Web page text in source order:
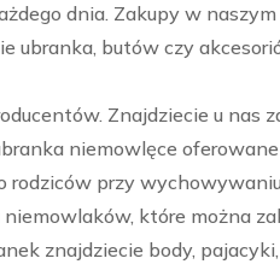
dnia. Zakupy w
ubranka, butów czy
Znajdziecie u nas
niemowlęce
rodziców przy
które można
znajdziecie body,